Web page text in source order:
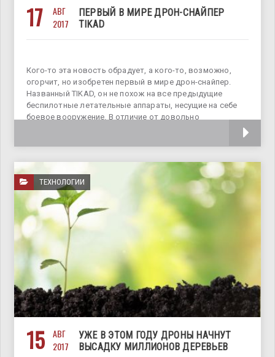
17
АВГ
2017
ПЕРВЫЙ В МИРЕ ДРОН-СНАЙПЕР
TIKAD
Кого-то эта новость обрадует, а кого-то, возможно,
огорчит, но изобретен первый в мире дрон-снайпер.
Названный TIKAD, он не похож на все предыдущие
беспилотные летательные аппараты, несущие на себе
боевое вооружение. В отличие от довольно
ТЕХНОЛОГИИ
15
АВГ
2017
УЖЕ В ЭТОМ ГОДУ ДРОНЫ НАЧНУТ
ВЫСАДКУ МИЛЛИОНОВ ДЕРЕВЬЕВ